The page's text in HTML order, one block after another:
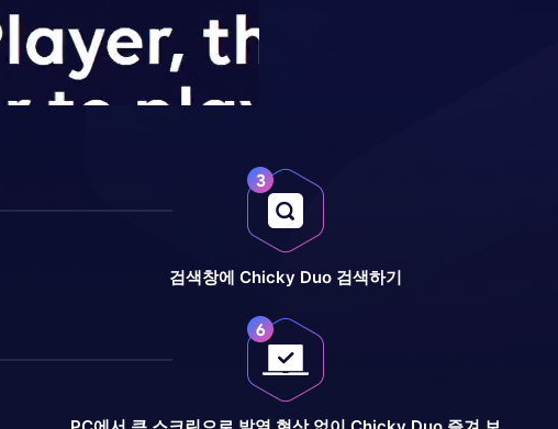
검색창에 Chicky Duo 검색하기